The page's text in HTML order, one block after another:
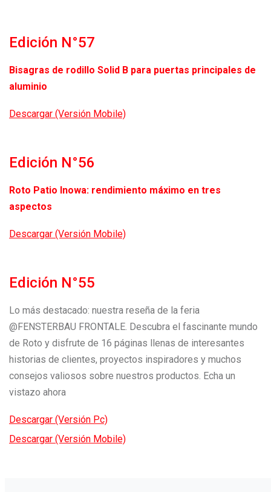
Edición N°57
Bisagras de rodillo Solid B para puertas principales de
aluminio
Descargar (Versión Mobile)
Edición N°56
Roto Patio Inowa: rendimiento máximo en tres
aspectos
Descargar (Versión Mobile)
Edición N°55
Lo más destacado: nuestra reseña de la feria
@FENSTERBAU FRONTALE. Descubra el fascinante mundo
de Roto y disfrute de 16 páginas llenas de interesantes
historias de clientes, proyectos inspiradores y muchos
consejos valiosos sobre nuestros productos. Echa un
vistazo ahora
Descargar (Versión Pc)
Descargar (Versión Mobile)